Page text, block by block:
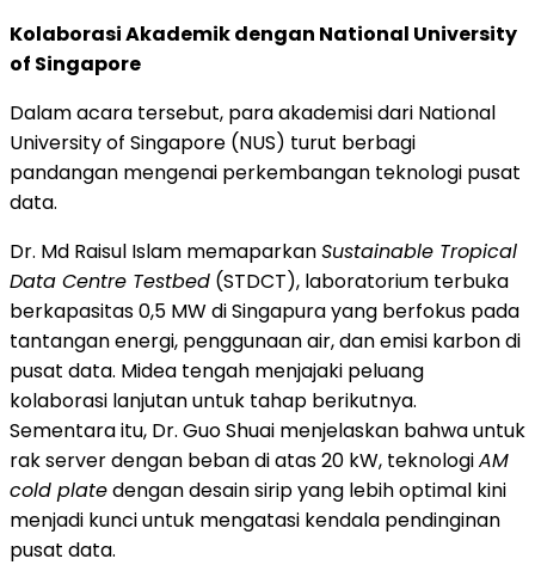
Kolaborasi Akademik dengan National University
of Singapore
Dalam acara tersebut, para akademisi dari National
University of Singapore (NUS) turut berbagi
pandangan mengenai perkembangan teknologi pusat
data.
Dr. Md Raisul Islam memaparkanSustainable Tropical
Data Centre Testbed (STDCT), laboratorium terbuka
berkapasitas 0,5 MW di Singapura yang berfokus pada
tantangan energi, penggunaan air, dan emisi karbon di
pusat data. Midea tengah menjajaki peluang
kolaborasi lanjutan untuk tahap berikutnya.
Sementara itu, Dr. Guo Shuai menjelaskan bahwa untuk
rak server dengan beban di atas 20 kW, teknologiAM
cold platedengan desain sirip yang lebih optimal kini
menjadi kunci untuk mengatasi kendala pendinginan
pusat data.